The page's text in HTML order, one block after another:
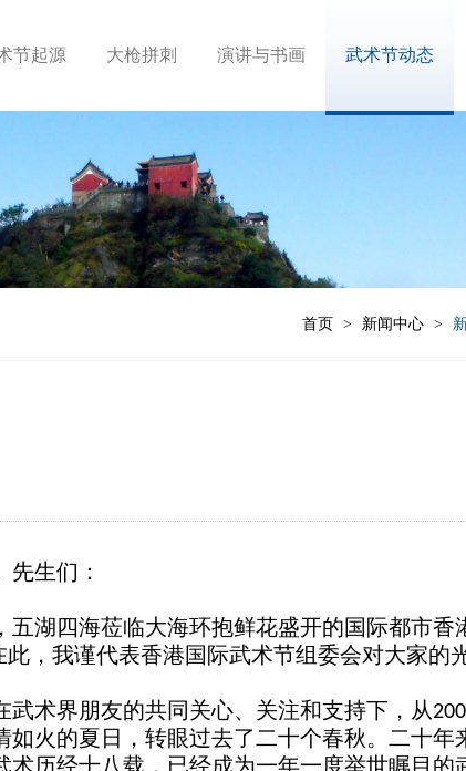
节起源 大枪拼刺 演讲与书画 武术节动态
首页 > 新闻中心 >
生们：
湖四海莅临大海环抱鲜花盛开的国际都市香
，我谨代表香港国际武术节组委会对大家的
术界朋友的共同关心、关注和支持下，从
如火的夏日
，转眼过去了二十个春秋。二十年
术历经十八载 ，已经成为一年一度举世瞩目的